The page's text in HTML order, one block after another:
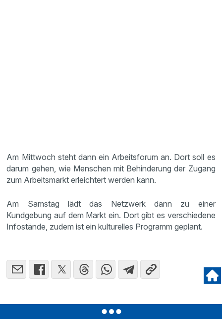
Am Mittwoch steht dann ein Arbeitsforum an. Dort soll es
darum gehen, wie Menschen mit Behinderung der Zugang
zum Arbeitsmarkt erleichtert werden kann.
Am Samstag lädt das Netzwerk dann zu einer
Kundgebung auf dem Markt ein. Dort gibt es verschiedene
Infostände, zudem ist ein kulturelles Programm geplant.